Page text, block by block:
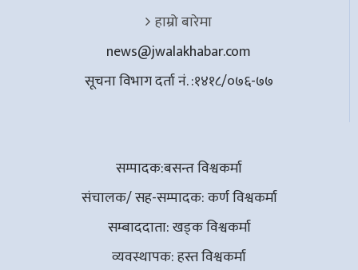
हाम्रो बारेमा
news@jwalakhabar.com
सूचना विभाग दर्ता नं. :१४१८/०७६-७७
सम्पादक:बसन्त विश्वकर्मा
संचालक/ सह-सम्पादक: कर्ण विश्वकर्मा
सम्बाददाता: खड्क विश्वकर्मा
व्यवस्थापक: हस्त विश्वकर्मा